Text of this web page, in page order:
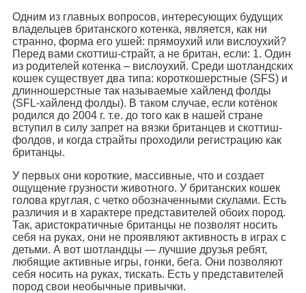
Одним из главных вопросов, интересующих будущих
владельцев британского котенка, является, как ни
странно, форма его ушей: прямоухий или вислоухий?
Перед вами скоттиш-страйт, а не британ, если: 1. Один
из родителей котенка – вислоухий. Среди шотландских
кошек существует два типа: короткошерстные (SFS) и
длинношерстные так называемые хайленд фолды
(SFL-хайленд фолды). В таком случае, если котёнок
родился до 2004 г. т.е. до того как в нашей стране
вступил в силу запрет на вязки британцев и скоттиш-
фолдов, и когда страйты проходили регистрацию как
британцы.
У первых они короткие, массивные, что и создает
ощущение грузности животного. У британских кошек
голова круглая, с четко обозначенными скулами. Есть
различия и в характере представителей обоих пород.
Так, аристократичные британцы не позволят носить
себя на руках, они не проявляют активность в играх с
детьми. А вот шотландцы — лучшие друзья ребят,
любящие активные игры, гонки, бега. Они позволяют
себя носить на руках, тискать. Есть у представителей
пород свои необычные привычки.